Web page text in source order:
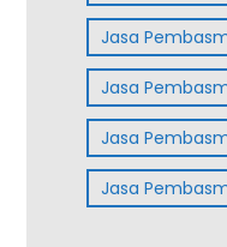
Jasa
Jasa
Jasa
Jasa